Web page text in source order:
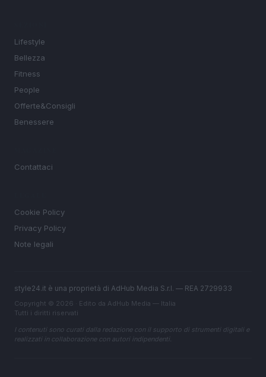
Lifestyle
Bellezza
Fitness
People
Offerte&Consigli
Benessere
Contattaci
Cookie Policy
Privacy Policy
Note legali
style24.it è una proprietà di AdHub Media S.r.l. — REA 2729933
Copyright © 2026 · Edito da AdHub Media — Italia
Tutti i diritti riservati
I contenuti sono curati dalla redazione con il supporto di strumenti digitali e
realizzati in collaborazione con autori indipendenti.